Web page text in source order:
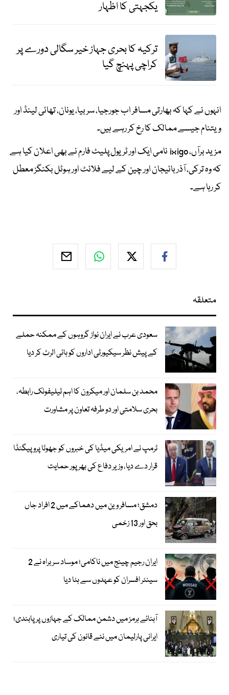
یکجہتی کا اظہار
ترکیہ کا بحری جہاز خیر سگالی دورے پر
کراچی پہنچ گیا
انہوں نے کہا کہ بھارتی مسافر اب جورجیا، سربیا، یونان، تھائی لینڈ اور
ویتنام جیسے ممالک کا رخ کر رہے ہیں۔
مزید برآں، ixigo نامی ایک اور ٹریول پلیٹ فارم نے بھی اعلان کیا ہے
کہ وہ ترکی، آذربائیجان اور چین کے لیے فلائٹ اور ہوٹل بکنگز معطل
کر رہا ہے۔
متعلقہ
سعودی عرب نے ایران نواز گروہوں کے ممکنہ حملے
کے پیش نظر سیکیورٹی اداروں کو ہائی الرٹ کر دیا
محمد بن سلمان اور میکرون کا اہم ٹیلیفونک رابطہ،
بحری سلامتی اور دو طرفہ تعاون پر مشاورت
ٹرمپ نے امریکی میڈیا کی خبروں کو جھوٹا پروپیگنڈا
قرار دے دیا، وزیر دفاع کی بھرپور حمایت
دمشق؛ مسافر وین میں دھماکے میں 2 افراد جاں
بحق اور 13 زخمی
ایران رجیم چینج میں ناکامی؛ موساد سربراہ نے 2
سینئر افسران کو عہدوں سے ہٹا دیا
آبنائے ہرمز میں دشمن ممالک کے جہازوں پر پابندی؛
ایرانی پارلیمان میں نئے قانون کی تیاری